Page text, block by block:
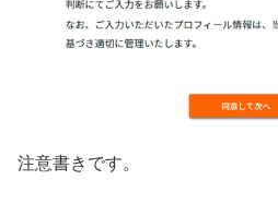
注意書きです。